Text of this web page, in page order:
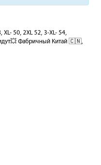
50, 2XL 52, 3-XL- 54,
идут💥 Фабричный Китай 🇨🇳,